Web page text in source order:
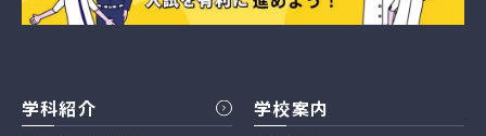
学科紹介 学校案内